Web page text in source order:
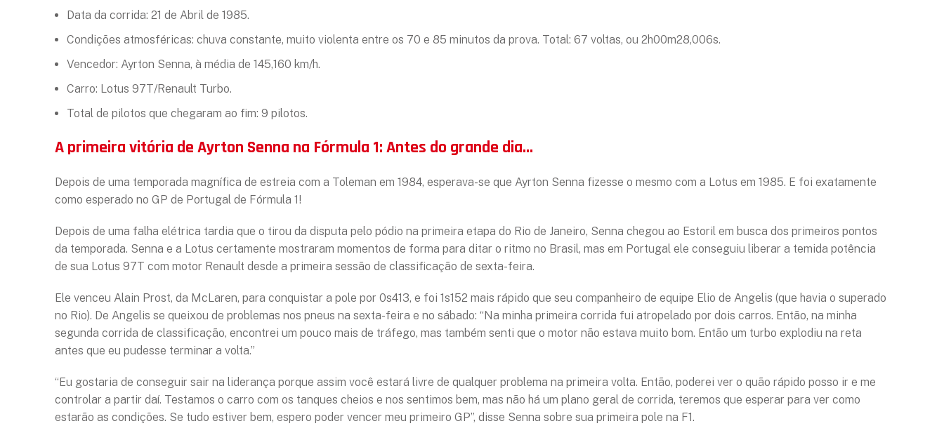
Data da corrida: 21 de Abril de 1985.
Condições atmosféricas: chuva constante, muito violenta entre os 70 e 85 minutos da prova. Total: 67 voltas, ou 2h00m28,006s.
Vencedor: Ayrton Senna, à média de 145,160 km/h.
Carro: Lotus 97T/Renault Turbo.
Total de pilotos que chegaram ao fim: 9 pilotos.
A primeira vitória de Ayrton Senna na Fórmula 1: Antes do grande dia…
Depois de uma temporada magnífica de estreia com a Toleman em 1984, esperava-se que Ayrton Senna fizesse o mesmo com a Lotus em 1985. E foi exatamente
como esperado no GP de Portugal de Fórmula 1!
Depois de uma falha elétrica tardia que o tirou da disputa pelo pódio na primeira etapa do Rio de Janeiro, Senna chegou ao Estoril em busca dos primeiros pontos
da temporada. Senna e a Lotus certamente mostraram momentos de forma para ditar o ritmo no Brasil, mas em Portugal ele conseguiu liberar a temida potência
de sua Lotus 97T com motor Renault desde a primeira sessão de classificação de sexta-feira.
Ele venceu Alain Prost, da McLaren, para conquistar a pole por 0s413, e foi 1s152 mais rápido que seu companheiro de equipe Elio de Angelis (que havia o superado
no Rio). De Angelis se queixou de problemas nos pneus na sexta-feira e no sábado: “Na minha primeira corrida fui atropelado por dois carros. Então, na minha
segunda corrida de classificação, encontrei um pouco mais de tráfego, mas também senti que o motor não estava muito bom. Então um turbo explodiu na reta
antes que eu pudesse terminar a volta.”
“Eu gostaria de conseguir sair na liderança porque assim você estará livre de qualquer problema na primeira volta. Então, poderei ver o quão rápido posso ir e me
controlar a partir daí. Testamos o carro com os tanques cheios e nos sentimos bem, mas não há um plano geral de corrida, teremos que esperar para ver como
estarão as condições. Se tudo estiver bem, espero poder vencer meu primeiro GP”, disse Senna sobre sua primeira pole na F1.